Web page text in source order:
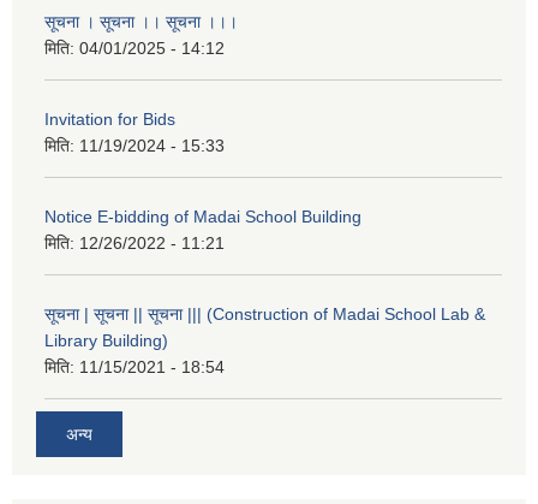
सूचना । सूचना ।। सूचना ।।।
मिति: 04/01/2025 - 14:12
Invitation for Bids
मिति: 11/19/2024 - 15:33
Notice E-bidding of Madai School Building
मिति: 12/26/2022 - 11:21
सूचना | सूचना || सूचना ||| (Construction of Madai School Lab &
Library Building)
मिति: 11/15/2021 - 18:54
अन्य